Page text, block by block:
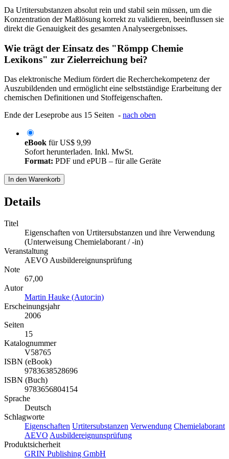
Da Urtitersubstanzen absolut rein und stabil sein müssen, um die
Konzentration der Maßlösung korrekt zu validieren, beeinflussen sie
direkt die Genauigkeit des gesamten Analyseergebnisses.
Wie trägt der Einsatz des "Römpp Chemie
Lexikons" zur Zielerreichung bei?
Das elektronische Medium fördert die Recherchekompetenz der
Auszubildenden und ermöglicht eine selbstständige Erarbeitung der
chemischen Definitionen und Stoffeigenschaften.
Ende der Leseprobe aus 15 Seiten - nach oben
eBook fürUS$ 9,99
Sofort herunterladen. Inkl. MwSt.
Format: PDF und ePUB – für alle Geräte
In den Warenkorb
Details
Titel
Eigenschaften von Urtitersubstanzen und ihre Verwendung
(Unterweisung Chemielaborant / -in)
Veranstaltung
AEVO Ausbildereignunsprüfung
Note
67,00
Autor
Martin Hauke (Autor:in)
Erscheinungsjahr
2006
Seiten
15
Katalognummer
V58765
ISBN (eBook)
9783638528696
ISBN (Buch)
9783656804154
Sprache
Deutsch
Schlagworte
Eigenschaften Urtitersubstanzen Verwendung Chemielaborant
AEVO Ausbildereignunsprüfung
Produktsicherheit
GRIN Publishing GmbH